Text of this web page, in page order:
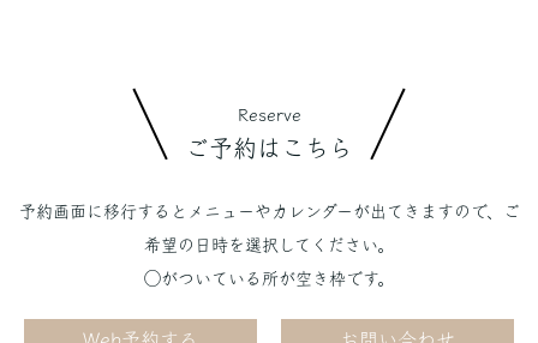
Reserve
ご予約はこちら
予約画面に移行するとメニューやカレンダーが出てきますので、ご
希望の日時を選択してください。
◯がついている所が空き枠です。
Web予約する お問い合わせ